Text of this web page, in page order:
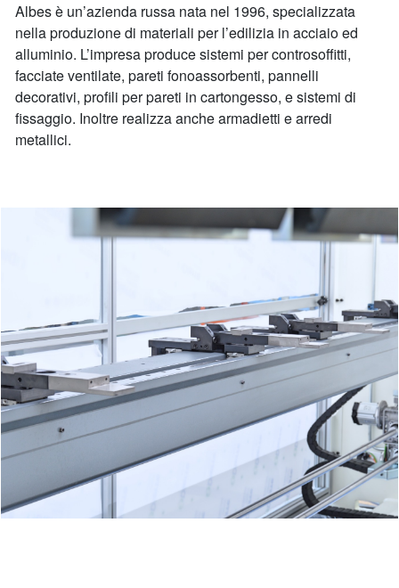
Albes è un’azienda russa nata nel 1996, specializzata
nella produzione di materiali per l’edilizia in acciaio ed
alluminio. L’impresa produce sistemi per controsoffitti,
facciate ventilate, pareti fonoassorbenti, pannelli
decorativi, profili per pareti in cartongesso, e sistemi di
fissaggio. Inoltre realizza anche armadietti e arredi
metallici.